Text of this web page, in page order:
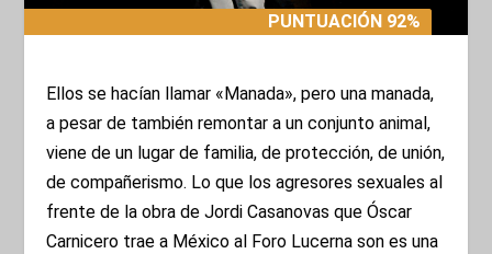
PUNTUACIÓN 92%
PUNTUACIÓN 92%
Ellos se hacían llamar «Manada», pero una manada,
a pesar de también remontar a un conjunto animal,
viene de un lugar de familia, de protección, de unión,
de compañerismo. Lo que los agresores sexuales al
frente de la obra de Jordi Casanovas que Óscar
Carnicero trae a México al Foro Lucerna son es una